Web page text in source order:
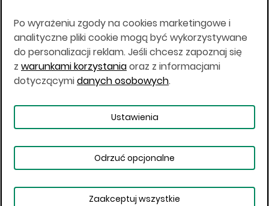
Japonii, ani w dowolnej innej jurysdykcji, w której
taki materiał byłby sprzeczny z prawem lub w
których zgodne z prawem nabycie produktów
inwestycyjnych nie jest możliwe lub w której nie
jest możliwe złożenie oferty. Prawa obowiązujące
w danej jurysdykcji określają, czy jest możliwe
nabycie poszczególnych produktów
Copyright © 2026 BOŚ | BOSSA.PL
Warunki korzystania
Dane osobowe
Po wyrażeniu zgody na cookies marketingowe i
analityczne pliki cookie mogą być wykorzystywane
do personalizacji reklam. Jeśli chcesz zapoznaj się
z warunkami korzystaniaoraz z informacjami
dotyczącymidanych osobowych.
Ustawienia
Odrzuć opcjonalne
Zaakceptuj wszystkie